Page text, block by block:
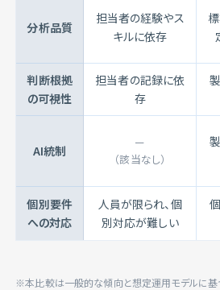
分析品質
担当者の経験やス
キルに依存
判断根拠
の可視性
担当者の記録に依
存
AI統制
ー
（該当なし）
個別要件
への対応
人員が限られ、個
別対応が難しい
※本比較は一般的な傾向と想定運用モデルに基